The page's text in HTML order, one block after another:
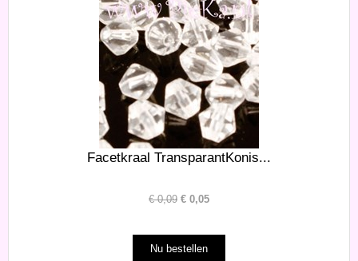
Facetkraal TransparantKonis...
€0,09 € 0,05